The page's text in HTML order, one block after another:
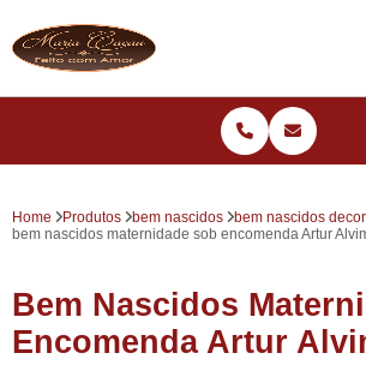
Home Produtos bem nascidos
bem nascidos
bem nascidos maternidade sob encomenda Artur
Bem Nascidos
Encomenda Artur